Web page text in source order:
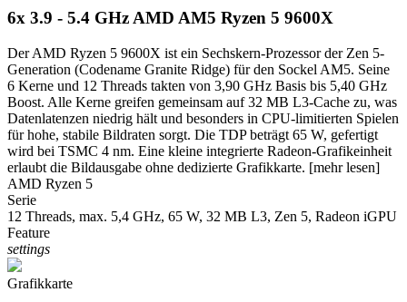
6x 3.9 - 5.4 GHz AMD AM5 Ryzen 5 9600X
Der AMD Ryzen 5 9600X ist ein Sechskern-Prozessor der Zen 5-
Generation (Codename Granite Ridge) für den Sockel AM5. Seine
6 Kerne und 12 Threads takten von 3,90 GHz Basis bis 5,40 GHz
Boost. Alle Kerne greifen gemeinsam auf 32 MB L3-Cache zu, was
Datenlatenzen niedrig hält und besonders in CPU-limitierten Spielen
für hohe, stabile Bildraten sorgt. Die TDP beträgt 65 W, gefertigt
wird bei TSMC 4 nm. Eine kleine integrierte Radeon-Grafikeinheit
erlaubt die Bildausgabe ohne dedizierte Grafikkarte. [mehr lesen]
AMD Ryzen 5
Serie
12 Threads, max. 5,4 GHz, 65 W, 32 MB L3, Zen 5, Radeon iGPU
Feature
settings
Grafikkarte